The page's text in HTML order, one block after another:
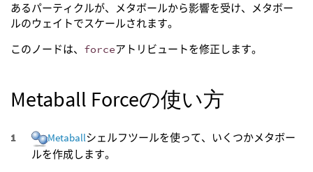
あるパーティクルが、メタボールから影響を受け、メタボー
ルのウェイトでスケールされます。
このノードは、 forceアトリビュートを修正します。
Metaball Forceの使い方
Metaballシェルフツールを使って、いくつかメタボー
ルを作成します。